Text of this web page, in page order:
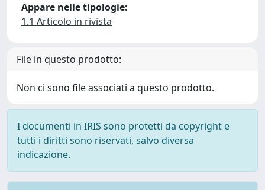
Appare nelle tipologie:
1.1 Articolo in rivista
File in questo prodotto:
Non ci sono file associati a questo prodotto.
I documenti in IRIS sono protetti da copyright e
tutti i diritti sono riservati, salvo diversa
indicazione.